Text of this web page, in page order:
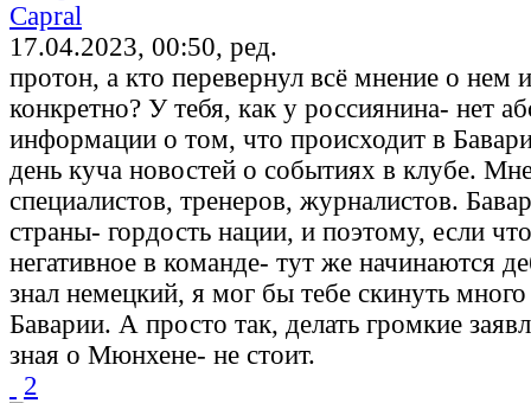
Capral
17.04.2023, 00:50, ред.
протон, а кто перевернул всё мнение о нем
конкретно? У тебя, как у россиянина- нет
информации о том, что происходит в
день куча новостей о событиях в клубе.
специалистов, тренеров, журналистов.
страны- гордость нации, и поэтому, если
негативное в команде- тут же начинаются
знал немецкий, я мог бы тебе скинуть
Баварии. А просто так, делать громкие
зная о Мюнхене- не стоит.
2